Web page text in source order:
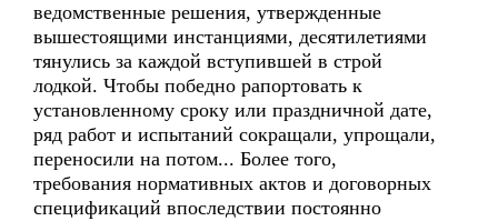
ведомственные решения, утвержденные
вышестоящими инстанциями, десятилетиями
тянулись за каждой вступившей в строй
лодкой. Чтобы победно рапортовать к
установленному сроку или праздничной дате,
ряд работ и испытаний сокращали, упрощали,
переносили на потом... Более того,
требования нормативных актов и договорных
спецификаций впоследствии постоянно